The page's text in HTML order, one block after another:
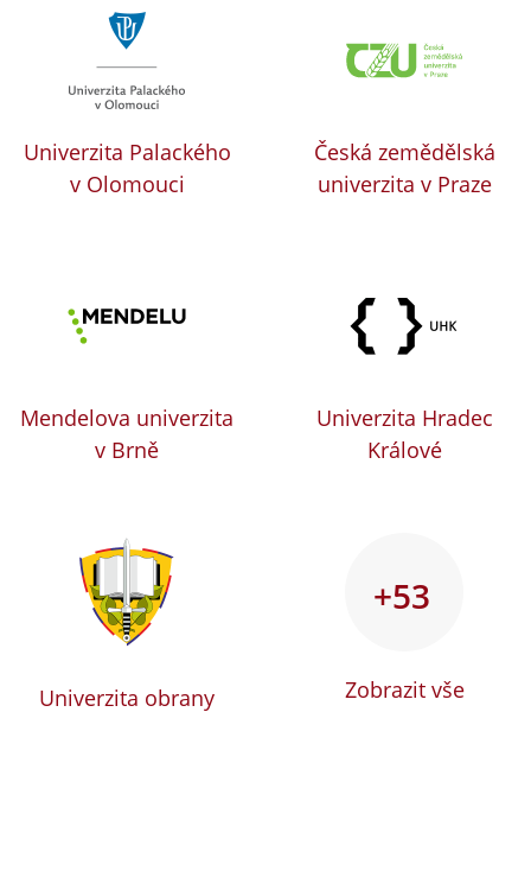
Univerzita Palackého
v Olomouci
Česká zemědělská
univerzita v Praze
Mendelova univerzita
v Brně
Univerzita Hradec
Králové
Univerzita obrany
+53
Zobrazit vše